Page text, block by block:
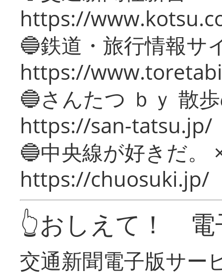
https://
🔵鉄道・旅行情報サ
https://
🔵さんたつ ｂｙ 散
https://san-tatsu.jp/
🔵中央線が好きだ。
https://chuosuki.jp/
👆おしえて！ 電
交通新聞電子版サー